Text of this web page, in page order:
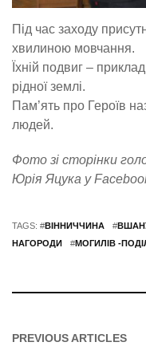
Під час заходу
хвилиною мовчання.
Їхній подвиг –
рідної землі.
Пам’ять про Героїв
людей.
Фото зі сторінки
Юрія Яцука у
TAGS: #ВІННИЧЧИНА #
НАГОРОДИ
#МОГИЛІВ -
PREVIOUS ARTICLES